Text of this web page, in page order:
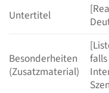
Untertitel
Besonderheiten
(Zusatzmaterial)